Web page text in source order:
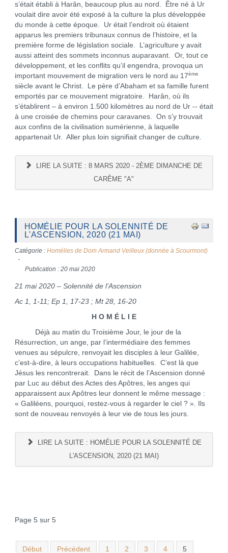
s’était établi à Harân, beaucoup plus au nord. Être né à Ur
voulait dire avoir été exposé à la culture la plus développée
du monde à cette époque. Ur était l’endroit où étaient
apparus les premiers tribunaux connus de l’histoire, et la
première forme de législation sociale. L’agriculture y avait
aussi atteint des sommets inconnus auparavant. Or, tout ce
développement, et les conflits qu’il engendra, provoqua un
important mouvement de migration vers le nord au 17ème
siècle avant le Christ. Le père d’Abaham et sa famille furent
emportés par ce mouvement migratoire. Harân, où ils
s’établirent – à environ 1.500 kilomètres au nord de Ur -- était
à une croisée de chemins pour caravanes. On s’y trouvait
aux confins de la civilisation sumérienne, à laquelle
appartenait Ur. Aller plus loin signifiait changer de culture.
LIRE LA SUITE : 8 MARS 2020 - 2ÈME DIMANCHE DE
CARÊME "A"
HOMÉLIE POUR LA SOLENNITÉ DE
L'ASCENSION, 2020 (21 MAI)
Catégorie : Homélies de Dom Armand Veilleux (donnée à Scourmont)
Publication : 20 mai 2020
21 mai 2020 – Solennité de l’Ascension
Ac 1, 1-11; Ep 1, 17-23 ; Mt 28, 16-20
H O M É L I E
Déjà au matin du Troisième Jour, le jour de la
Résurrection, un ange, par l’intermédiaire des femmes
venues au sépulcre, renvoyait les disciples à leur Galilée,
c’est-à-dire, à leurs occupations habituelles. C’est là que
Jésus les rencontrerait. Dans le récit de l’Ascension donné
par Luc au début des Actes des Apôtres, les anges qui
apparaissent aux Apôtres leur donnent le même message :
« Galiléens, pourquoi, restez-vous à regarder le ciel ? ». Ils
sont de nouveau renvoyés à leur vie de tous les jours.
LIRE LA SUITE : HOMÉLIE POUR LA SOLENNITÉ DE
L'ASCENSION, 2020 (21 MAI)
Page 5 sur 5
Début Précédent 1 2 3 4 5